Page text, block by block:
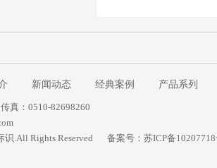
新闻动态 经典案例 产品系列
传真：0510-82698260
.All Rights Reserved
备案号：苏ICP备